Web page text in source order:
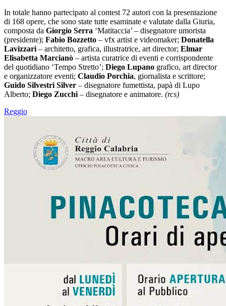
In totale hanno partecipato al contest 72 autori con la presentazione
di 168 opere, che sono state tutte esaminate e valutate dalla Giuria,
composta da Giorgio Serra ‘Matitaccia’ – disegnatore umorista
(presidente); Fabio Bozzetto – vfx artist e videomaker; Donatella
Lavizzari – architetto, grafica, illustratrice, art director; Elmar
Elisabetta Marcianò – artista curatrice di eventi e corrispondente
del quotidiano ‘Tempo Stretto’; Diego Lupano grafico, art director
e organizzatore eventi; Claudio Porchia, giornalista e scrittore;
Guido Silvestri Silver – disegnatore fumettista, papà di Lupo
Alberto; Diego Zucchi – disegnatore e animatore. (rcs)
Reggio